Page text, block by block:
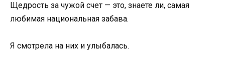
Щедрость за чужой счет — это, знаете ли, самая
любимая национальная забава.
Я смотрела на них и улыбалась.